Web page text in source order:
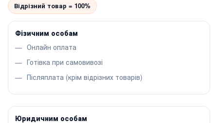
Відрізний товар = 100%
Фізичним особам
Онлайн оплата
Готівка при самовивозі
Післяплата (крім відрізних товарів)
Юридичним особам